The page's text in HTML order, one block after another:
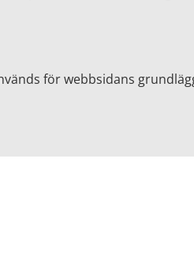
för webbsidans